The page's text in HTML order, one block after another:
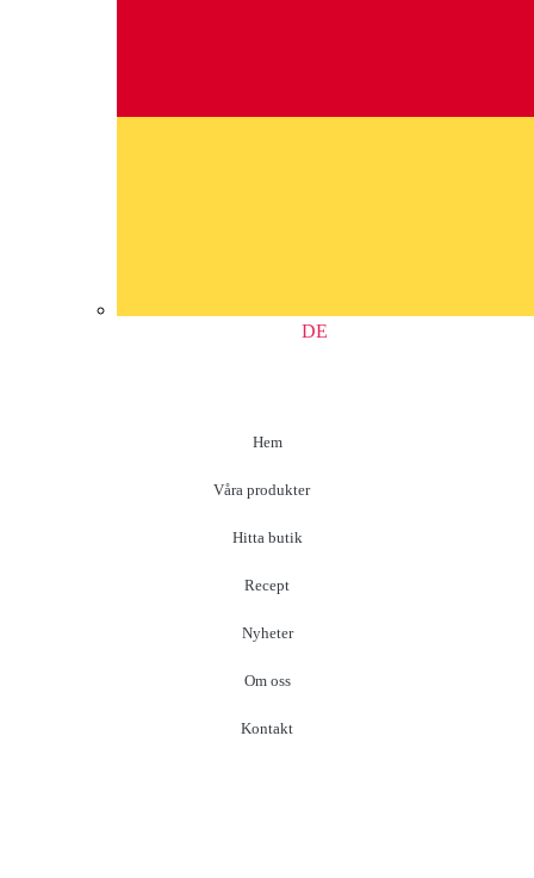
DE
Hem
Våra produkter
Hitta butik
Recept
Nyheter
Om oss
Kontakt